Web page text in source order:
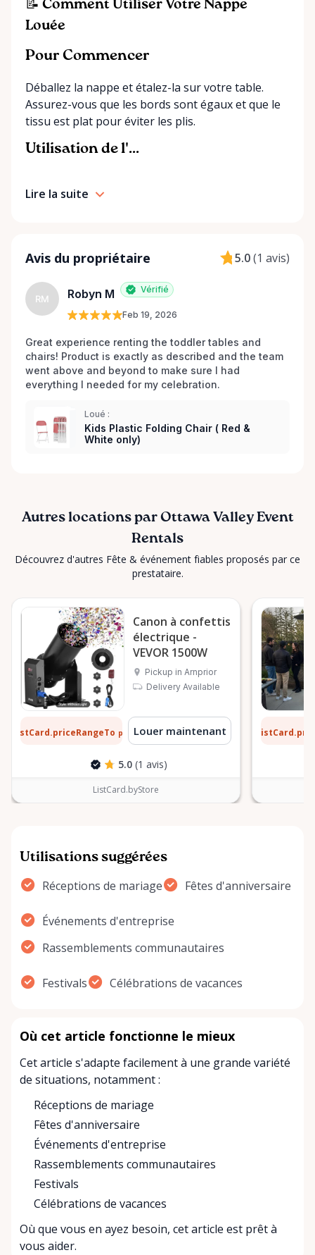
smoothly from start to finish. If you can’t find
exactly what you’re looking for on our site, just
additional items or help you find the right solution
Ottawa Valley Event Rentals — helping make special
moments even better across the Ottawa Valley.
📝 Comment Utiliser Votre Nappe
Louée
Pour Commencer
Déballez la nappe et étalez-la sur votre table.
Assurez-vous que les bords sont égaux et que le
tissu est plat pour éviter les plis.
Utilisation de l'...
Lire la suite
Avis du propriétaire 5.0(1 avis)
RM Robyn M Vérifié
Feb 19, 2026
Great experience renting the toddler tables and
chairs! Product is exactly as described and the team
went above and beyond to make sure I had
everything I needed for my celebration.
Loué :
Kids Plastic Folding Chair ( Red &
White only)
Autres locations par Ottawa Valley Event
Rentals
Découvrez d'autres Fête & événement fiables proposés par ce
prestataire.
Canon à confettis
électrique -
VEVOR 1500W
Pickup in Arnprior
Delivery Available
ListCard.priceRangeTo par jourLouer maintenant
5.0 (1 avis)
ListCard.byStore
Utilisations suggérées
Réceptions de mariage Fêtes d'anniversaire
Événements d'entreprise
Rassemblements communautaires
Festivals Célébrations de vacances
Où cet article fonctionne le mieux
Cet article s'adapte facilement à une grande variété
de situations, notamment :
Réceptions de mariage
Fêtes d'anniversaire
Événements d'entreprise
Rassemblements communautaires
Festivals
Célébrations de vacances
Où que vous en ayez besoin, cet article est prêt à
vous aider.